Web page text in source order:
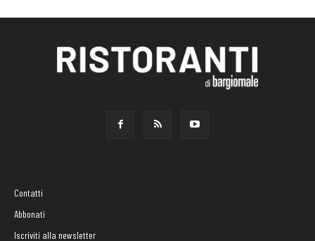
Contatti
Abbonati
Iscriviti alla newsletter